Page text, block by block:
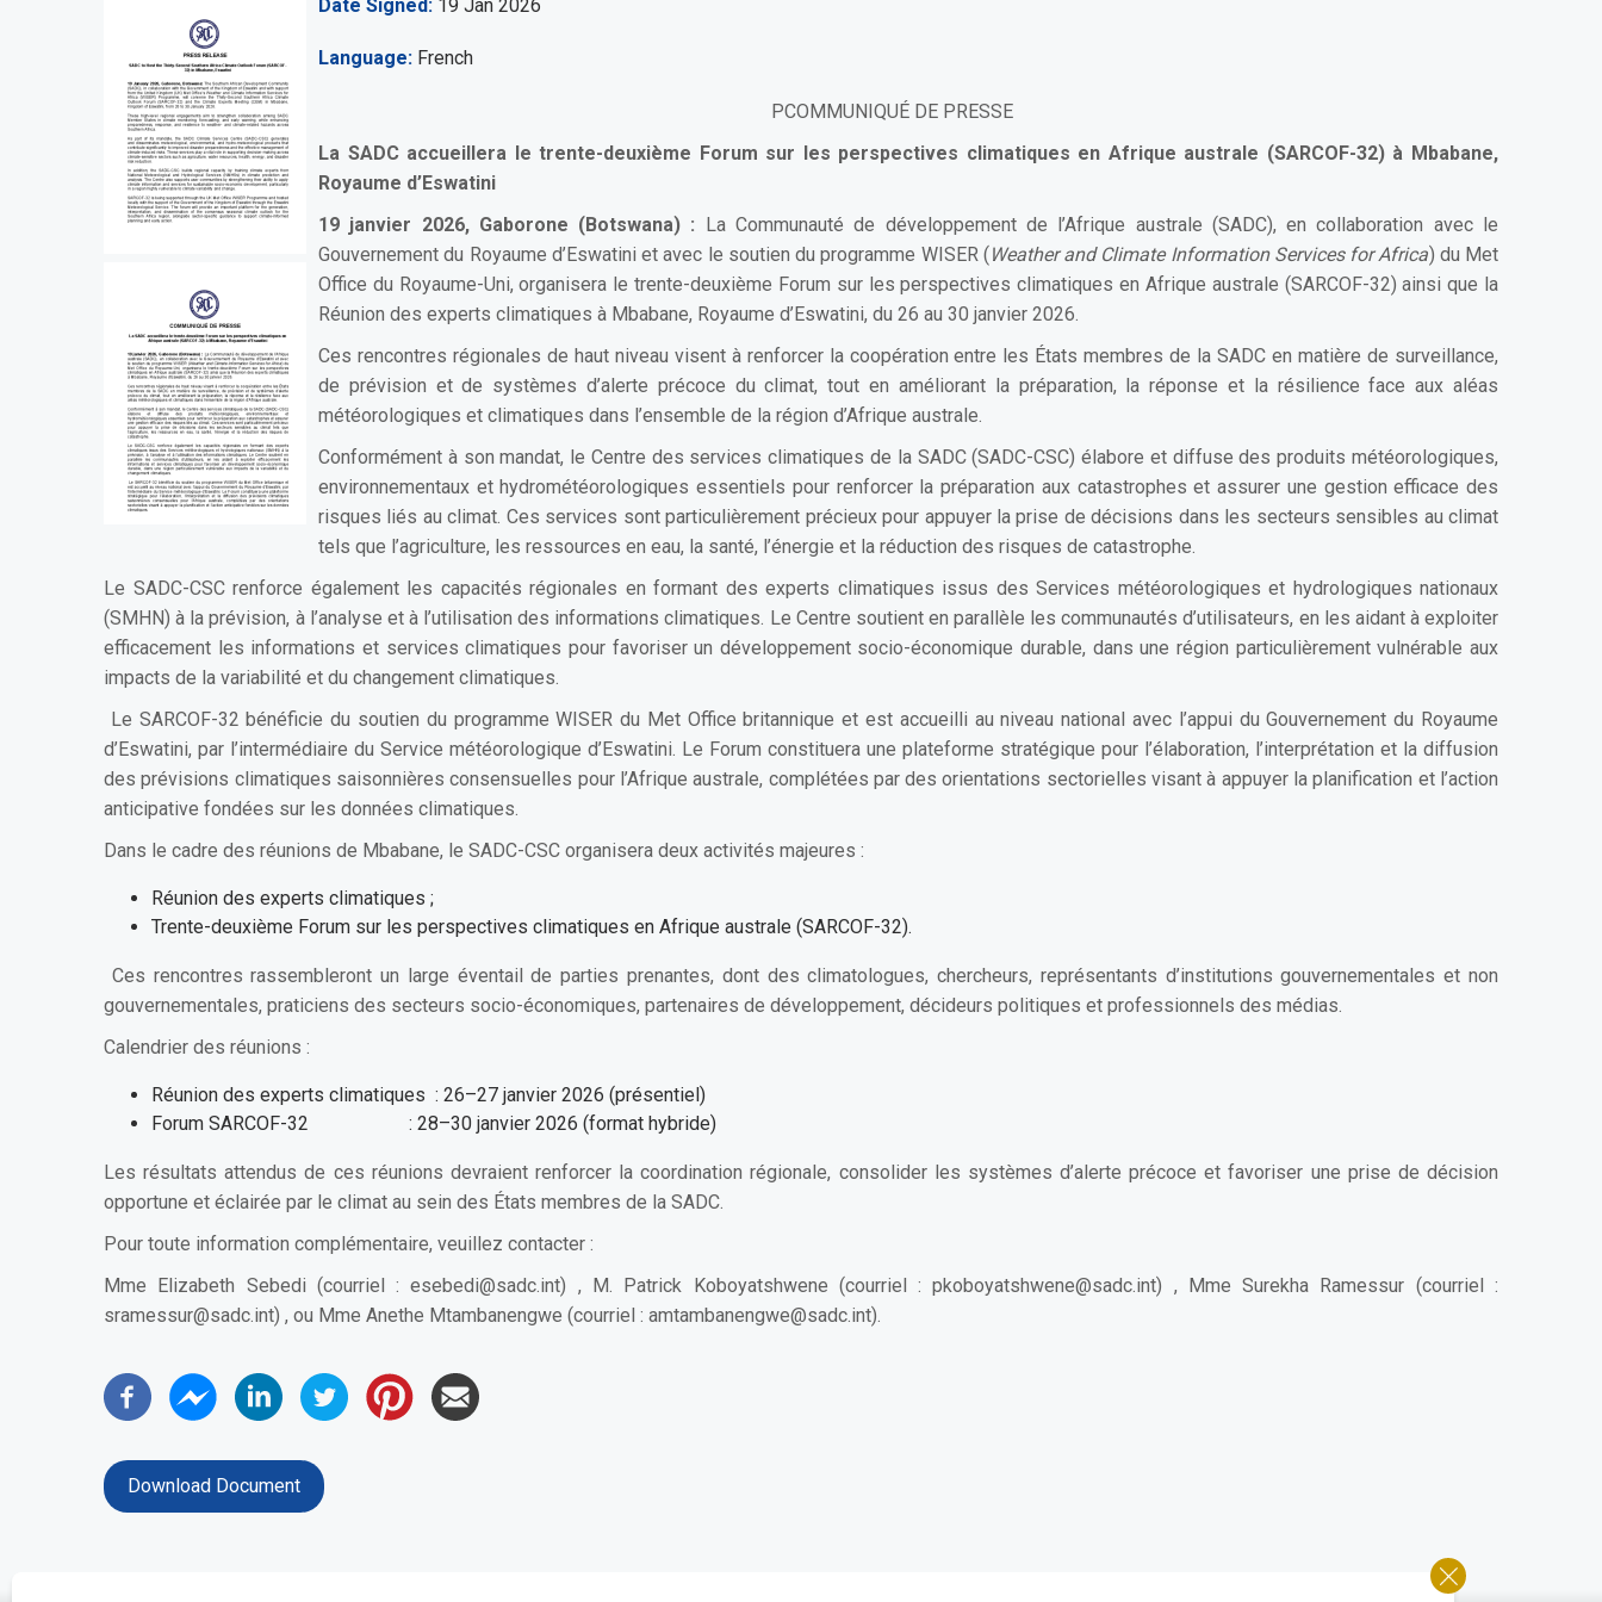
Date Signed 19 Jan 2026
Language French
PCOMMUNIQUÉ DE PRESSE
La SADC accueillera le trente-deuxième Forum sur les perspectives climatiques en Afrique australe (SARCOF-32) à Mbabane,
Royaume d’Eswatini
19 janvier 2026, Gaborone (Botswana) : La Communauté de développement de l’Afrique australe (SADC), en collaboration avec le
Gouvernement du Royaume d’Eswatini et avec le soutien du programme WISER (Weather and Climate Information Services for Africa) du Met
Office du Royaume-Uni, organisera le trente-deuxième Forum sur les perspectives climatiques en Afrique australe (SARCOF-32) ainsi que la
Réunion des experts climatiques à Mbabane, Royaume d’Eswatini, du 26 au 30 janvier 2026.
Ces rencontres régionales de haut niveau visent à renforcer la coopération entre les États membres de la SADC en matière de surveillance,
de prévision et de systèmes d’alerte précoce du climat, tout en améliorant la préparation, la réponse et la résilience face aux aléas
météorologiques et climatiques dans l’ensemble de la région d’Afrique australe.
Conformément à son mandat, le Centre des services climatiques de la SADC (SADC-CSC) élabore et diffuse des produits météorologiques,
environnementaux et hydrométéorologiques essentiels pour renforcer la préparation aux catastrophes et assurer une gestion efficace des
risques liés au climat. Ces services sont particulièrement précieux pour appuyer la prise de décisions dans les secteurs sensibles au climat
tels que l’agriculture, les ressources en eau, la santé, l’énergie et la réduction des risques de catastrophe.
Le SADC-CSC renforce également les capacités régionales en formant des experts climatiques issus des Services météorologiques et hydrologiques nationaux
(SMHN) à la prévision, à l’analyse et à l’utilisation des informations climatiques. Le Centre soutient en parallèle les communautés d’utilisateurs, en les aidant à exploiter
efficacement les informations et services climatiques pour favoriser un développement socio-économique durable, dans une région particulièrement vulnérable aux
impacts de la variabilité et du changement climatiques.
Le SARCOF-32 bénéficie du soutien du programme WISER du Met Office britannique et est accueilli au niveau national avec l’appui du Gouvernement du Royaume
d’Eswatini, par l’intermédiaire du Service météorologique d’Eswatini. Le Forum constituera une plateforme stratégique pour l’élaboration, l’interprétation et la diffusion
des prévisions climatiques saisonnières consensuelles pour l’Afrique australe, complétées par des orientations sectorielles visant à appuyer la planification et l’action
anticipative fondées sur les données climatiques.
Dans le cadre des réunions de Mbabane, le SADC-CSC organisera deux activités majeures :
Réunion des experts climatiques ;
Trente-deuxième Forum sur les perspectives climatiques en Afrique australe (SARCOF-32).
Ces rencontres rassembleront un large éventail de parties prenantes, dont des climatologues, chercheurs, représentants d’institutions gouvernementales et non
gouvernementales, praticiens des secteurs socio-économiques, partenaires de développement, décideurs politiques et professionnels des médias.
Calendrier des réunions :
Réunion des experts climatiques : 26–27 janvier 2026 (présentiel)
Forum SARCOF-32 : 28–30 janvier 2026 (format hybride)
Les résultats attendus de ces réunions devraient renforcer la coordination régionale, consolider les systèmes d’alerte précoce et favoriser une prise de décision
opportune et éclairée par le climat au sein des États membres de la SADC.
Pour toute information complémentaire, veuillez contacter :
Mme Elizabeth Sebedi (courriel :esebedi@sadc.int) , M. Patrick Koboyatshwene (courriel :pkoboyatshwene@sadc.int) , Mme Surekha Ramessur (courriel :
sramessur@sadc.int) , ou Mme Anethe Mtambanengwe (courriel : amtambanengwe@sadc.int).
Download Document